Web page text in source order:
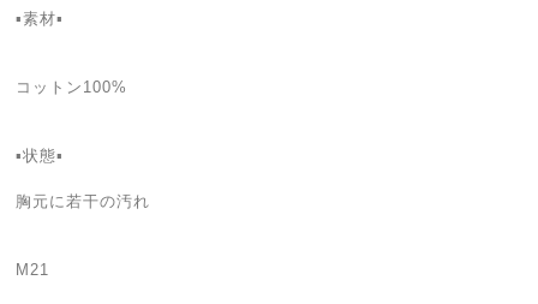
▪素材▪
コットン100%
▪状態▪
胸元に若干の汚れ
M21